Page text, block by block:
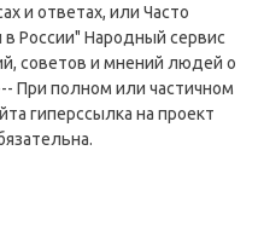
и ответах, или Часто
России" Народный сервис
советов и мнений людей о
При полном или частичном
гиперссылка на проект